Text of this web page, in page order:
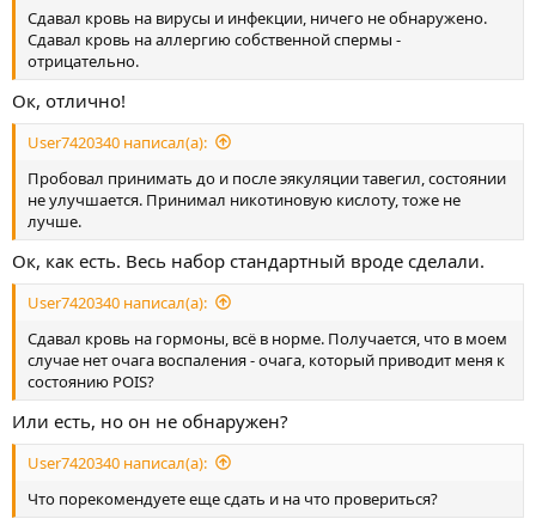
Сдавал кровь на вирусы и инфекции, ничего не обнаружено.
Сдавал кровь на аллергию собственной спермы -
отрицательно.
Ок, отлично!
User7420340 написал(а):
Пробовал принимать до и после эякуляции тавегил, состоянии
не улучшается. Принимал никотиновую кислоту, тоже не
лучше.
Ок, как есть. Весь набор стандартный вроде сделали.
User7420340 написал(а):
Сдавал кровь на гормоны, всё в норме. Получается, что в моем
случае нет очага воспаления - очага, который приводит меня к
состоянию POIS?
Или есть, но он не обнаружен?
User7420340 написал(а):
Что порекомендуете еще сдать и на что провериться?